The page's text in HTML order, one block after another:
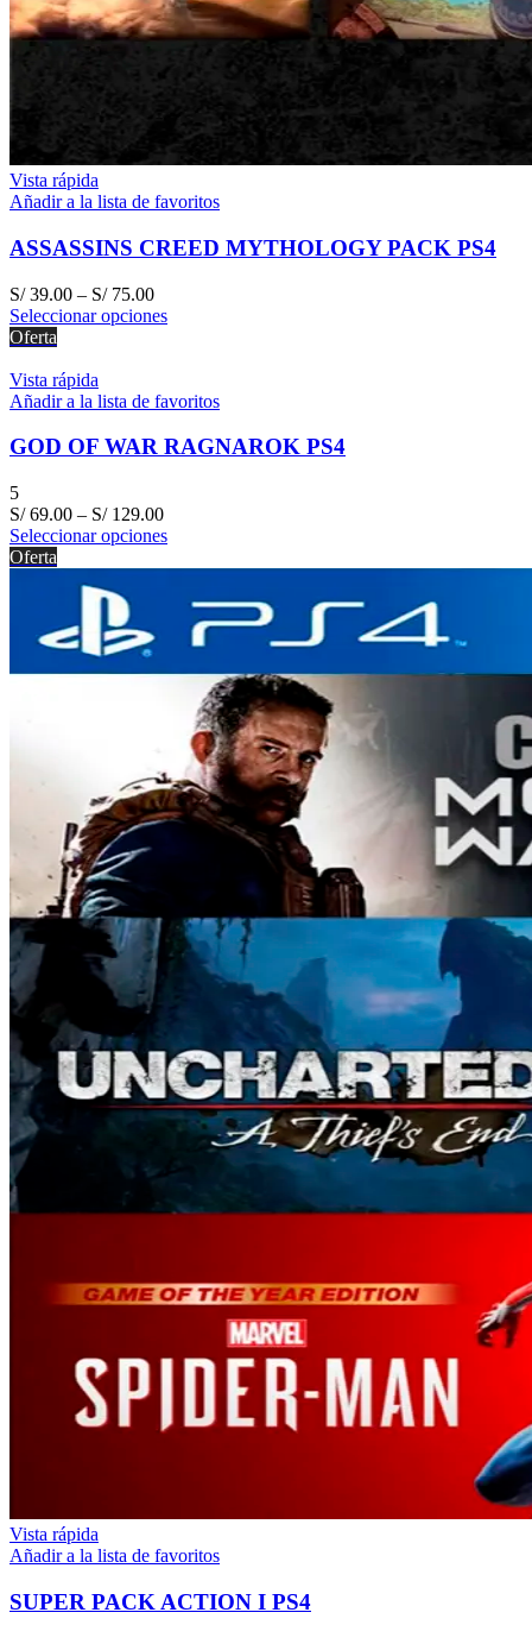
Vista rápida
Añadir a la lista de favoritos
ASSASSINS CREED MYTHOLOGY PACK PS4
S/39.00 – S/75.00
Seleccionar opciones
Oferta
Vista rápida
Añadir a la lista de favoritos
GOD OF WAR RAGNAROK PS4
5
S/69.00 – S/129.00
Seleccionar opciones
Oferta
Vista rápida
Añadir a la lista de favoritos
SUPER PACK ACTION I PS4